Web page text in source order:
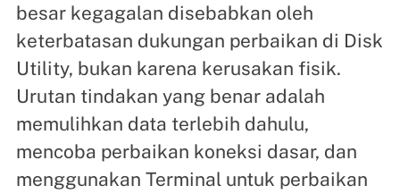
besar kegagalan disebabkan oleh
keterbatasan dukungan perbaikan di Disk
Utility, bukan karena kerusakan fisik.
Urutan tindakan yang benar adalah
memulihkan data terlebih dahulu,
mencoba perbaikan koneksi dasar, dan
menggunakan Terminal untuk perbaikan